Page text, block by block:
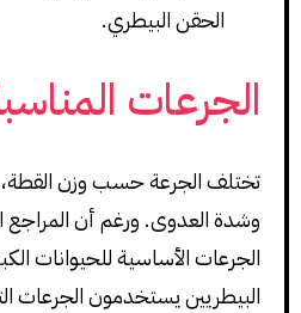
الحقن البيطري.
الجرعات
تختلف الجرعة حسب وزن القطة،
وشدة العدوى. ورغم أن المراجع
الجرعات الأساسية للحيوانات
البيطريين يستخدمون الجرعات